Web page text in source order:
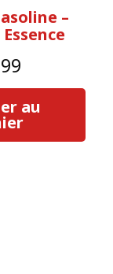
–
au